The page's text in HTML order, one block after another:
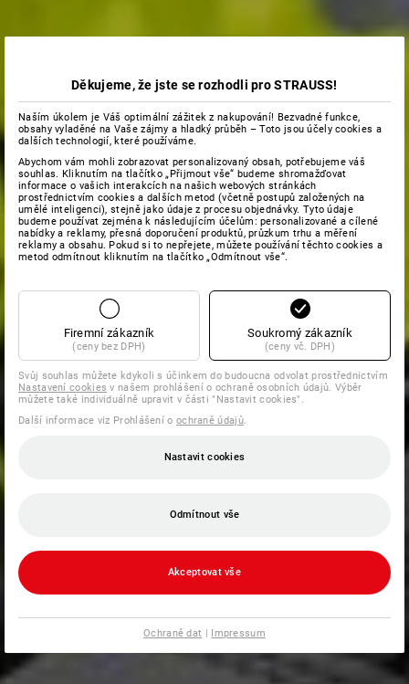
Děkujeme, že jste se rozhodli pro STRAUSS!
Naším úkolem je Váš optimální zážitek z nakupování! Bezvadné funkce,
obsahy vyladěné na Vaše zájmy a hladký průběh – Toto jsou účely cookies a
dalších technologií, které používáme.
Abychom vám mohli zobrazovat personalizovaný obsah, potřebujeme váš
souhlas. Kliknutím na tlačítko „Přijmout vše“ budeme shromažďovat
informace o vašich interakcích na našich webových stránkách
prostřednictvím cookies a dalších metod (včetně postupů založených na
umělé inteligenci), stejně jako údaje z procesu objednávky. Tyto údaje
budeme používat zejména k následujícím účelům: personalizované a cílené
nabídky a reklamy, přesná doporučení produktů, průzkum trhu a měření
reklamy a obsahu. Pokud si to nepřejete, můžete používání těchto cookies a
metod odmítnout kliknutím na tlačítko „Odmítnout vše“.
Firemní zákazník
(ceny bez DPH)
Soukromý zákazník
(ceny vč. DPH)
Svůj souhlas můžete kdykoli s účinkem do budoucna odvolat prostřednictvím
Nastavení cookies v našem prohlášení o ochraně osobních údajů. Výběr
můžete také individuálně upravit v části "Nastavit cookies".
Další informace viz Prohlášení o ochraně údajů.
Nastavit cookies
Odmítnout vše
Akceptovat vše
Ochraně dat | Impressum